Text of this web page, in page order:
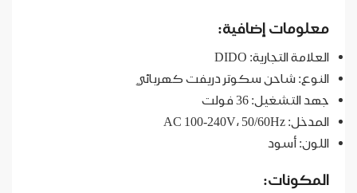
معلومات إضافية:
العلامة التجارية: DIDO
النوع: شاحن سكوتر دريفت كهربائي
جهد التشغيل: 36 فولت
المدخل: AC 100-240V، 50/60Hz
اللون: أسود
المكونات: